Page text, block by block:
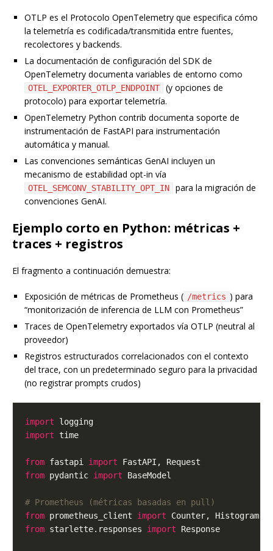
OTLP es el Protocolo OpenTelemetry que especifica cómo
la telemetría es codificada/transmitida entre fuentes,
recolectores y backends.
La documentación de configuración del SDK de
OpenTelemetry documenta variables de entorno como
OTEL_EXPORTER_OTLP_ENDPOINT
(y opciones de
protocolo) para exportar telemetría.
OpenTelemetry Python contrib documenta soporte de
instrumentación de FastAPI para instrumentación
automática y manual.
Las convenciones semánticas GenAI incluyen un
mecanismo de estabilidad opt-in vía
OTEL_SEMCONV_STABILITY_OPT_IN
para la migración de
convenciones GenAI.
Ejemplo corto en Python: métricas +
traces + registros
El fragmento a continuación demuestra:
Exposición de métricas de Prometheus ( /metrics ) para
“monitorización de inferencia de LLM con Prometheus”
Traces de OpenTelemetry exportados vía OTLP (neutral al
proveedor)
Registros estructurados correlacionados con el contexto
del trace, con un predeterminado seguro para la privacidad
(no registrar prompts crudos)
import
import
from fastapi import
from pydantic import
# Prometheus (métricas basadas en pull)
from prometheus_client import
from starlette.responses import